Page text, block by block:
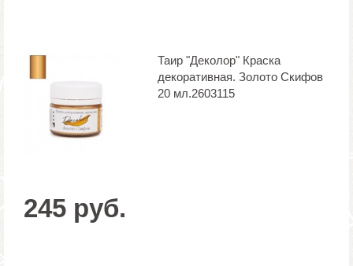
Таир "Деколор" Краска
декоративная. Золото Скифов
20 мл.2603115
245 руб.